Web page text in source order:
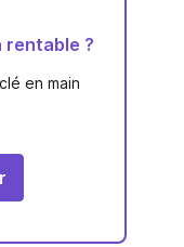
rentable ?
en main